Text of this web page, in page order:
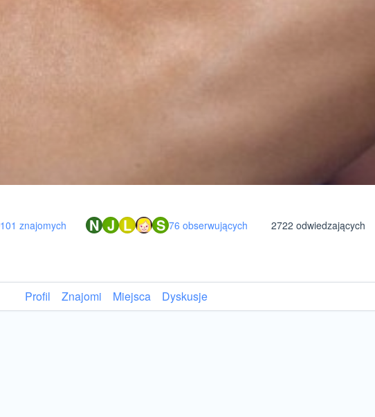
101 znajomych N J L S 76 obserwujących 2722 odwiedzających
Profil Znajomi Miejsca Dyskusje